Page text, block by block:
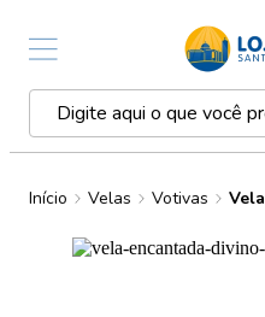
Início Velas Votivas